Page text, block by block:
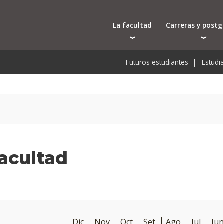
La facultad
Autoridades
Carreras y
Carreras
Tecnicaturas
Futuros estudiantes